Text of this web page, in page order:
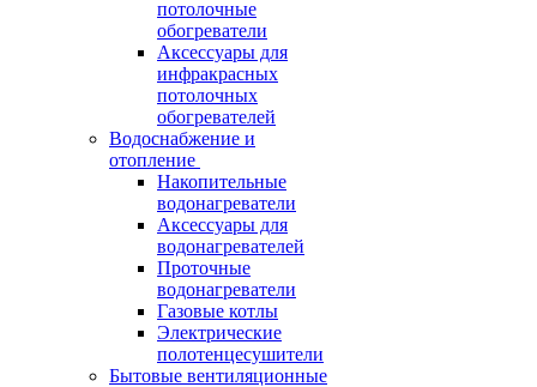
потолочные
обогреватели
Аксессуары для
инфракрасных
потолочных
обогревателей
Водоснабжение и
отопление
Накопительные
водонагреватели
Аксессуары для
водонагревателей
Проточные
водонагреватели
Газовые котлы
Электрические
полотенцесушители
Бытовые вентиляционные